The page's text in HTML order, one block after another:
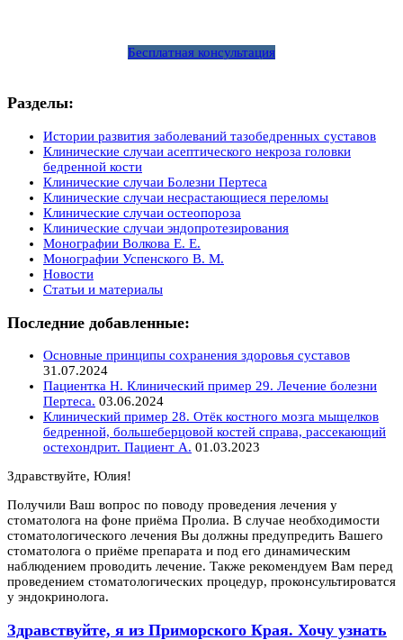
Бесплатная консультация
Разделы:
Истории развития заболеваний тазобедренных суставов
Клинические случаи асептического некроза головки
бедренной кости
Клинические случаи Болезни Пертеса
Клинические случаи несрастающиеся переломы
Клинические случаи остеопороза
Клинические случаи эндопротезирования
Монографии Волкова Е. Е.
Монографии Успенского В. М.
Новости
Статьи и материалы
Последние добавленные:
Основные принципы сохранения здоровья суставов
31.07.2024
Пациентка Н. Клинический пример 29. Лечение болезни
Пертеса. 03.06.2024
Клинический пример 28. Отёк костного мозга мыщелков
бедренной, большеберцовой костей справа, рассекающий
остехондрит. Пациент А. 01.03.2023
Здравствуйте, Юлия!
Получили Ваш вопрос по поводу проведения лечения у
стоматолога на фоне приёма Пролиа. В случае необходимости
стоматологического лечения Вы должны предупредить Вашего
стоматолога о приёме препарата и под его динамическим
наблюдением проводить лечение. Также рекомендуем Вам перед
проведением стоматологических процедур, проконсультироватся
у эндокринолога.
Здравствуйте, я из Приморского Края. Хочу узнать